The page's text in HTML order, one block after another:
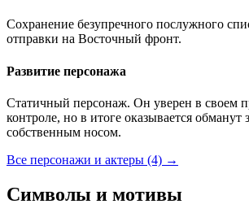
Сохранение безупречного послужного
отправки на Восточный фронт.
Развитие персонажа
Статичный персонаж. Он уверен в своем
контроле, но в итоге оказывается
собственным носом.
Все персонажи и актеры (4) →
Символы и мотивы